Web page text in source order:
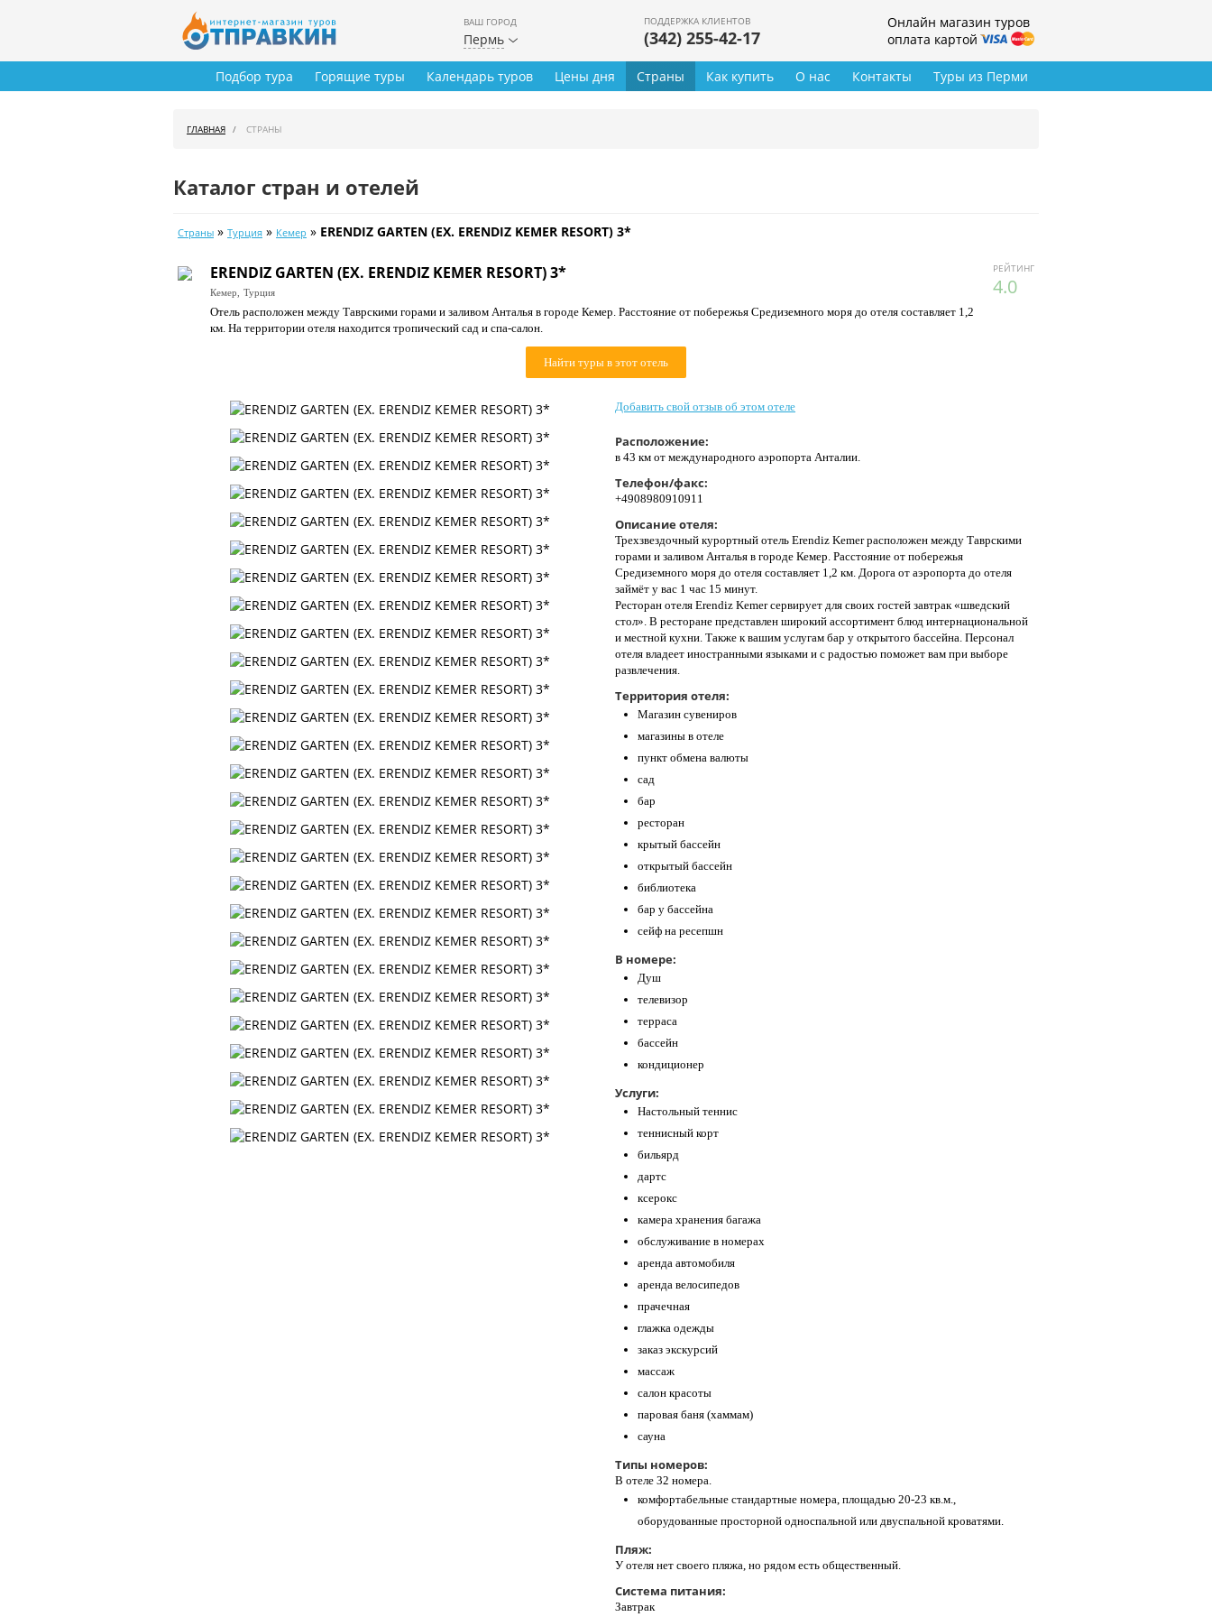
ВАШ ГОРОД
Пермь
ПОДДЕРЖКА КЛИЕНТОВ
(342) 255-42-17
Онлайн магазин туров
оплата картой
Туры из Перми
Подбор тура Горящие туры Календарь туров Цены дня Страны Как купить О нас Контакты
ГЛАВНАЯ СТРАНЫ
Каталог стран и отелей
Страны » Турция » Кемер » ERENDIZ GARTEN (EX. ERENDIZ KEMER RESORT) 3*
РЕЙТИНГ
4.0
ERENDIZ GARTEN (EX. ERENDIZ KEMER RESORT) 3*
Кемер, Турция
Отель расположен между Таврскими горами и заливом Анталья в городе Кемер. Расстояние от побережья Средиземного моря до отеля составляет 1,2
км. На территории отеля находится тропический сад и спа-салон.
Найти туры в этот отель
Добавить свой отзыв об этом отеле
Расположение:
в 43 км от международного аэропорта Анталии.
Телефон/факс:
+4908980910911
Описание отеля:
Трехзвездочный курортный отель Erendiz Kemer расположен между Таврскими
горами и заливом Анталья в городе Кемер. Расстояние от побережья
Средиземного моря до отеля составляет 1,2 км. Дорога от аэропорта до отеля
займёт у вас 1 час 15 минут.
Ресторан отеля Erendiz Kemer сервирует для своих гостей завтрак «шведский
стол». В ресторане представлен широкий ассортимент блюд интернациональной
и местной кухни. Также к вашим услугам бар у открытого бассейна. Персонал
отеля владеет иностранными языками и с радостью поможет вам при выборе
развлечения.
Территория отеля:
Магазин сувениров
магазины в отеле
пункт обмена валюты
сад
бар
ресторан
крытый бассейн
открытый бассейн
библиотека
бар у бассейна
сейф на ресепшн
В номере:
Душ
телевизор
терраса
бассейн
кондиционер
Услуги:
Настольный теннис
теннисный корт
бильярд
дартс
ксерокс
камера хранения багажа
обслуживание в номерах
аренда автомобиля
аренда велосипедов
прачечная
глажка одежды
заказ экскурсий
массаж
салон красоты
паровая баня (хаммам)
сауна
Типы номеров:
В отеле 32 номера.
комфортабельные стандартные номера, площадью 20-23 кв.м.,
оборудованные просторной односпальной или двуспальной кроватями.
Пляж:
У отеля нет своего пляжа, но рядом есть общественный.
Система питания:
Завтрак